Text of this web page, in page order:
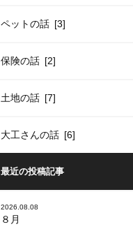
ペットの話 [3]
保険の話 [2]
土地の話 [7]
大工さんの話 [6]
最近の投稿記事
2026.08.08
８月